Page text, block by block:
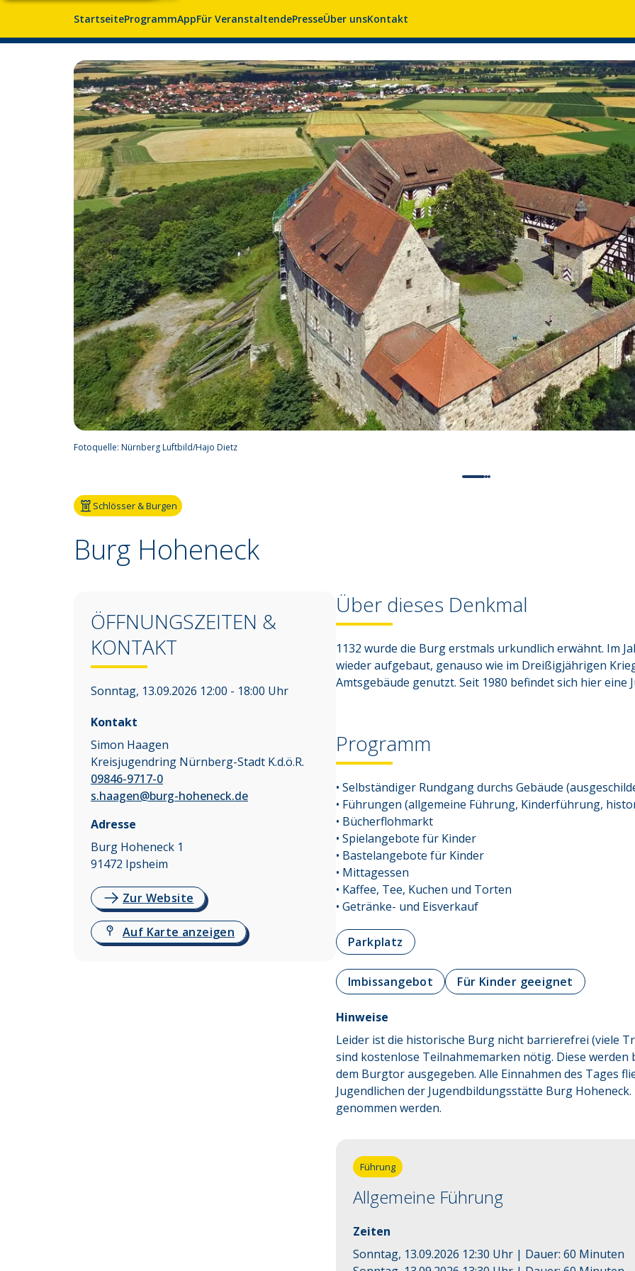
StartseiteProgrammAppFür VeranstaltendePresseÜber unsKontakt
Fotoquelle: Nürnberg Luftbild/Hajo Dietz
Schlösser & Burgen
Burg Hoheneck
ÖFFNUNGSZEITEN &
KONTAKT
Sonntag, 13.09.2026 12:00 - 18:00 Uhr
Kontakt
Simon Haagen
Kreisjugendring Nürnberg-Stadt K.d.ö.R.
09846-9717-0
s.haagen@burg-hoheneck.de
Adresse
Burg Hoheneck 1
91472 Ipsheim
Zur Website
Auf Karte anzeigen
Über dieses Denkmal
1132 wurde die Burg erstmals urkundlich erwähnt. Im
wieder aufgebaut, genauso wie im Dreißigjährigen
Amtsgebäude genutzt. Seit 1980 befindet sich hier eine
Programm
• Selbständiger Rundgang durchs Gebäude
• Führungen (allgemeine Führung, Kinderführung,
• Bücherflohmarkt
• Spielangebote für Kinder
• Bastelangebote für Kinder
• Mittagessen
• Kaffee, Tee, Kuchen und Torten
• Getränke- und Eisverkauf
Parkplatz
Imbissangebot Für Kinder geeignet
Hinweise
Leider ist die historische Burg nicht barrierefrei (viele
sind kostenlose Teilnahmemarken nötig. Diese
dem Burgtor ausgegeben. Alle Einnahmen des Tages
Jugendlichen der Jugendbildungsstätte Burg
genommen werden.
Führung
Allgemeine Führung
Zeiten
Sonntag, 13.09.2026 12:30 Uhr | Dauer: 60 Minuten